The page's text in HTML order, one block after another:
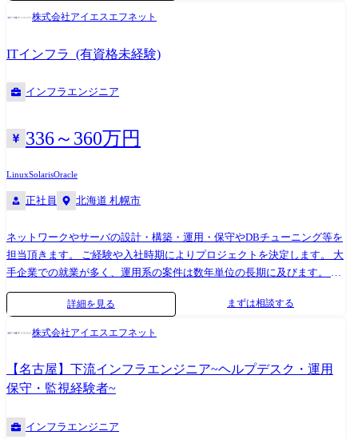
の依頼によるテクニカルサポートから設計構築まで経験可能です。ま
ストなどキャリアアップ可能な環境です。 プロジェクト例 ●サーバ/セキ
ュリティ導入…LinuxによるDNSサーバ統一、 ●更改機器に搭載するバー
ジョンのジョブ管理システムの検証環境構築 ●官公庁向けストストレー
ジ製品構築 ●SaaS型監視サービスやバックアップサービス等の維持運用
音声などトータルソリューションでの運用(70名体制) ●大手金融機関での
オンラインシステム設計構築・運用保守
株式会社アイエスエフネット
ITインフラ_(有資格未経験)
インフラエンジニア
336～360万円
LinuxSolarisOracle
正社員 北海道 札幌市
ネットワークやサーバの設計・構築・運用・保守やDBチューニング等を
担当頂きます。 ご経験や入社時期によりプロジェクトを決定します。 大
手企業での就業が多く、運用系の案件は数年単位の長期に及びます。 デ
ータセンターの移転に関するプロジェクトや、ハード機器メーカーから
の依頼によるテクニカルサポートもあります。 ご経験に応じキャリアア
ィ実現 ●大手自動車メーカー向け運用監視(70名体制)
詳細を見る まずは相談する
株式会社アイエスエフネット
【名古屋】下流インフラエンジニア~ヘルプデスク・運用
保守・監視経験者~
インフラエンジニア